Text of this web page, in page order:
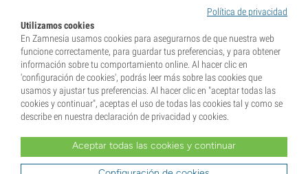
Política de privacidad
Utilizamos cookies
En Zamnesia usamos cookies para asegurarnos de que nuestra web
funcione correctamente, para guardar tus preferencias, y para obtener
información sobre tu comportamiento online. Al hacer clic en
'configuración de cookies', podrás leer más sobre las cookies que
usamos y ajustar tus preferencias. Al hacer clic en "aceptar todas las
cookies y continuar", aceptas el uso de todas las cookies tal y como se
describe en nuestra declaración de privacidad y cookies.
Aceptar todas las cookies y continuar
* Nuestras semillas se venden como suvenires. La germinación de semillas es ilegal en muchos
tu lugar de residencia y que conoces las normativas locales. También eximes de toda responsabilidad a